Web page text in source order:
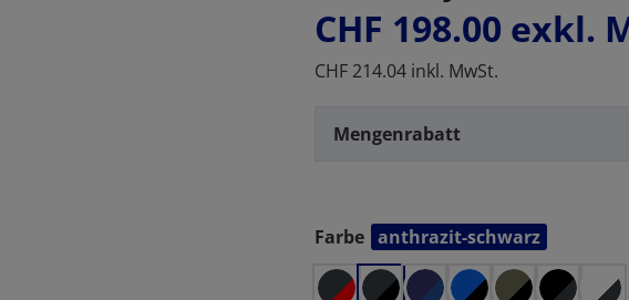
CHF 198.00 exkl.
CHF 214.04 inkl. MwSt.
Mengenrabatt
Farbe
auswählenanthrazit-schwarz